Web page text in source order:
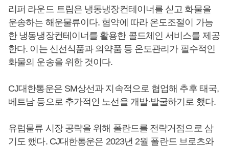
리퍼 라운드 트립은 냉동냉장컨테이너를 싣고 화물을
운송하는 해운물류이다. 협약에 따라 온도조절이 가능
한 냉동냉장컨테이너를 활용한 콜드체인 서비스를 제공
한다. 이는 신선식품과 의약품 등 온도관리가 필수적인
화물의 운송을 위한 것이다.
CJ대한통운은 SM상선과 지속적으로 협업해 추후 태국,
베트남 등으로 추가적인 노선을 개발·발굴하기로 했다.
유럽물류 시장 공략을 위해 폴란드를 전략거점으로 삼
기도 했다. CJ대한통운은 2023년 2월 폴란드 브로츠와